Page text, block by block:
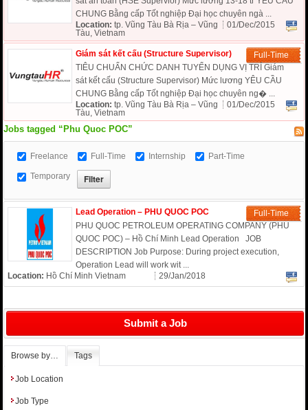
CHUNG Bằng cấp Tốt nghiệp Đại học chuyên ngà ...
Location: tp. Vũng Tàu Bà Rịa – Vũng
Tàu, Vietnam
01/Dec/2015
Giám sát kết cấu (Structure Supervisor)
Full-Time
TIÊU CHUẨN CHỨC DANH TUYỂN DỤNG VỊ TRÍ Giám
sát kết cấu (Structure Supervisor) Mức lương YÊU CẦU
CHUNG Bằng cấp Tốt nghiệp Đại học chuyên ng� ...
Location: tp. Vũng Tàu Bà Rịa – Vũng
Tàu, Vietnam
01/Dec/2015
Jobs tagged “Phu Quoc POC”
Freelance Full-Time Internship Part-Time
Temporary
Lead Operation – PHU QUOC POC
Full-Time
PHU QUOC PETROLEUM OPERATING COMPANY (PHU
QUOC POC) – Hồ Chí Minh Lead Operation JOB
DESCRIPTION Job Purpose: During project execution,
Operation Lead will work wit ...
Location: Hồ Chí Minh Vietnam 29/Jan/2018
Submit a Job
Browse by… Tags
Job Location
Job Type